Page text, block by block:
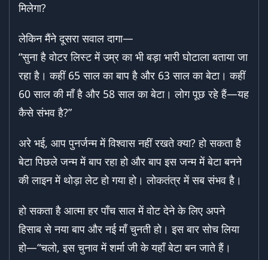
मिलेगा?
लेकिन मैंने दूसरा सवाल दागा—
“सुना है वोटर लिस्ट में उम्र का भी बड़ा भारी घोटाला बताया जा
रहा है। कहीं 65 साल का बाप है और 63 साल का बेटा। कहीं
60 साल की माँ है और 58 साल का बेटा। लोग पूछ रहे हैं—यह
कैसे संभव है?”
अरे भई, आप पुनर्जन्म में विश्वास नहीं रखते क्या? हो सकता है
बेटा पिछले जन्म में बाप रहा हो और बाप इस जन्म में बेटा बनने
की लाइन में थोड़ा लेट हो गया हो। लोकतंत्र में सब संभव है।
हो सकता है आत्मा हर पाँच साल में वोट देने के लिए अपने
हिसाब से नया बाप और नई माँ चुनती हो। इस बार सोच लिया
हो—“चलो, इस चुनाव में शर्मा जी के यहाँ बेटा बन जाते हैं।